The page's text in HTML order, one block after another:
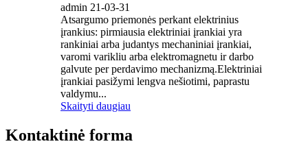
admin 21-03-31
Atsargumo priemonės perkant elektrinius
įrankius: pirmiausia elektriniai įrankiai yra
rankiniai arba judantys mechaniniai įrankiai,
varomi varikliu arba elektromagnetu ir darbo
galvute per perdavimo mechanizmą.Elektriniai
įrankiai pasižymi lengva nešiotimi, paprastu
valdymu...
Skaityti daugiau
Kontaktinė forma